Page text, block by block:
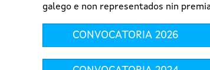
galego e non representados nin
CONVOCATORIA 2026